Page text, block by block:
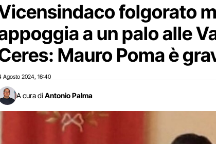
LOTTO E SUPERENALOTTO
folgorato
a un palo alle
Mauro Poma è
Agosto 2024 16:40
A cura di Antonio Palma